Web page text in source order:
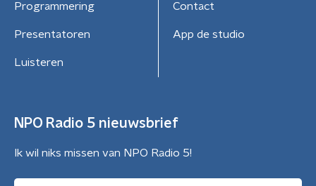
Programmering
Presentatoren
Luisteren
Contact
App de studio
NPO Radio 5 nieuwsbrief
Ik wil niks missen van NPO Radio 5!